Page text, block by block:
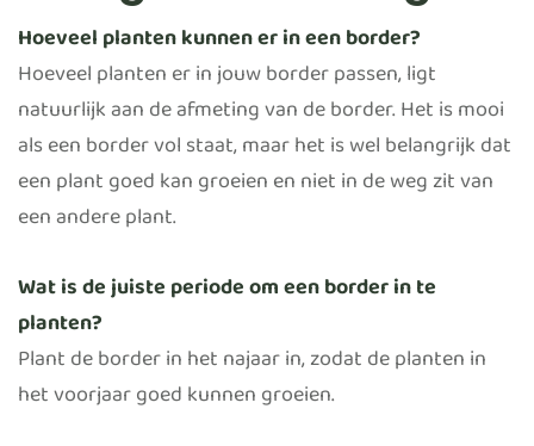
Hoeveel planten kunnen er in een border?
Hoeveel planten er in jouw border passen, ligt
natuurlijk aan de afmeting van de border. Het is mooi
als een border vol staat, maar het is wel belangrijk dat
een plant goed kan groeien en niet in de weg zit van
een andere plant.
Wat is de juiste periode om een border in te
planten?
Plant de border in het najaar in, zodat de planten in
het voorjaar goed kunnen groeien.